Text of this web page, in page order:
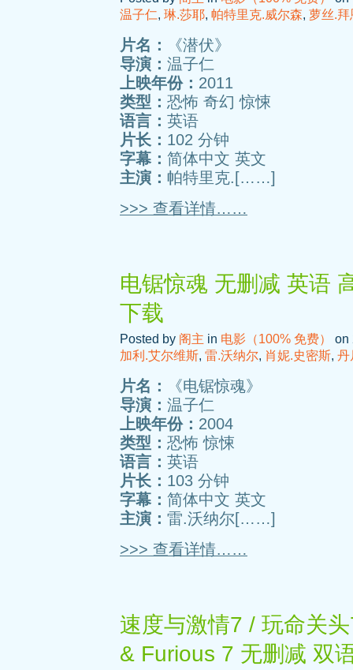
温子仁, 琳.莎耶, 帕特里克.威尔森, 萝丝.拜
片名：
《潜伏》
导演： 温子仁
上映年份： 2011
类型： 恐怖 奇幻 惊悚
语言： 英语
片长： 102 分钟
字幕： 简体中文 英文
主演： 帕特里克.[……]
>>> 查看详情……
电锯惊魂 无删减 英语
下载
Posted by 阁主 in 电影（100% 免费）
on
加利.艾尔维斯, 雷.沃纳尔, 肖妮.史密斯, 丹
片名：
《电锯惊魂》
导演： 温子仁
上映年份： 2004
类型： 恐怖 惊悚
语言： 英语
片长： 103 分钟
字幕： 简体中文 英文
主演： 雷.沃纳尔[……]
>>> 查看详情……
速度与激情7 / 玩命关
& Furious 7 无删减 双